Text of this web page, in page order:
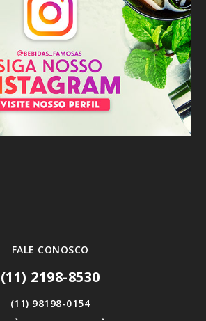
FALE CONOSCO
(11) 2198-8530
(11) 98198-0154